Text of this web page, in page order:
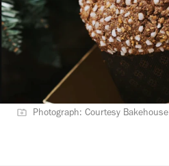
Photograph: Courtesy Bakehouse